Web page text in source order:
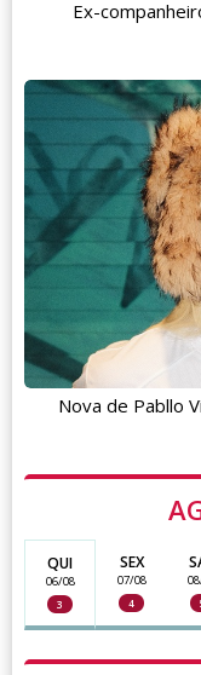
QUI
06/08
3
SEX
07/08
4
Ex-
Nova de Pabllo